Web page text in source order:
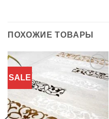
ПОХОЖИЕ ТОВАРЫ
SALE
Добавить
в
избранное